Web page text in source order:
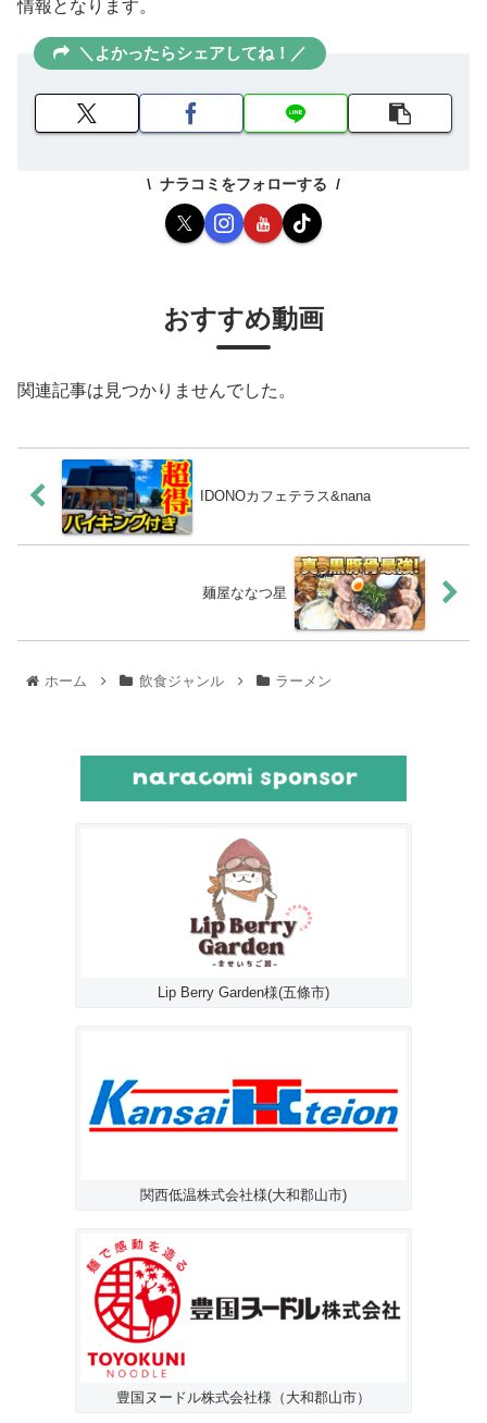
情報となります。
＼よかったらシェアしてね！／
ナラコミをフォローする
おすすめ動画
関連記事は見つかりませんでした。
IDONOカフェテラス&nana
麺屋ななつ星
ホーム 飲食ジャンル ラーメン
Lip Berry Garden様(五條市)
関西低温株式会社様(大和郡山市)
豊国ヌードル株式会社様（大和郡山市）